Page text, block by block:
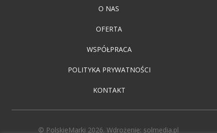
O NAS
OFERTA
WSPÓŁPRACA
POLITYKA PRYWATNOŚCI
KONTAKT
© PolskieMarki 2026. Wdrożenie: solmedia.pl